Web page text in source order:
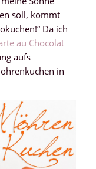
soll, kommt
Da ich
au Chocolat
aufs
in